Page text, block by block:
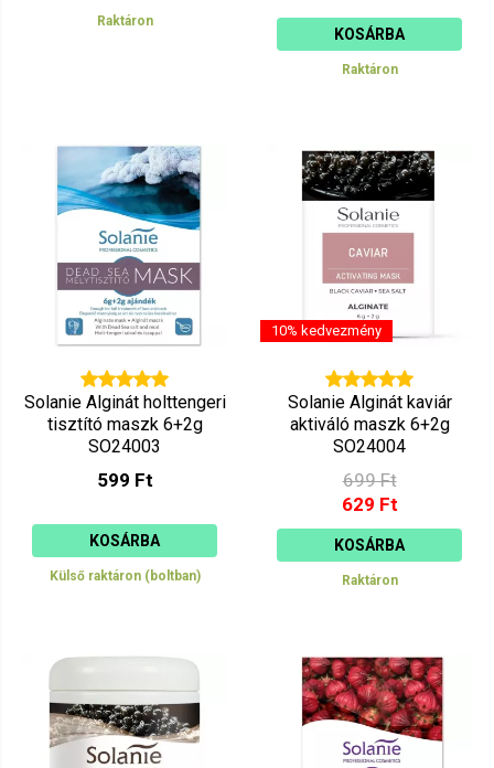
Raktáron
KOSÁRBA
Raktáron
Solanie Alginát holttengeri
tisztító maszk 6+2g
SO24003
599 Ft
KOSÁRBA
Külső raktáron (boltban)
10% kedvezmény
Solanie Alginát kaviár
aktiváló maszk 6+2g
SO24004
699 Ft
629 Ft
KOSÁRBA
Raktáron